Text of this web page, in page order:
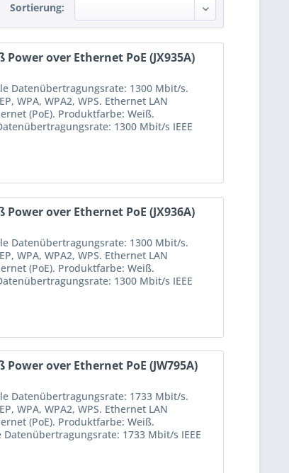
Sortierung:
over Ethernet PoE (JX935A)
Datenübertragungsrate: 1300 Mbit/s.
WPA, WPA2, WPS. Ethernet LAN
(PoE). Produktfarbe: Weiß.
1300 Mbit/s IEEE
over Ethernet PoE (JX936A)
Datenübertragungsrate: 1300 Mbit/s.
WPA, WPA2, WPS. Ethernet LAN
(PoE). Produktfarbe: Weiß.
1300 Mbit/s IEEE
over Ethernet PoE (JW795A)
Datenübertragungsrate: 1733 Mbit/s.
WPA, WPA2, WPS. Ethernet LAN
(PoE). Produktfarbe: Weiß.
1733 Mbit/s IEEE